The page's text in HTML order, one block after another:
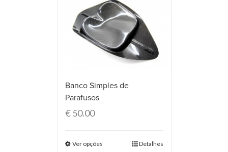
Banco Simples de
Parafusos
€50.00
Ver opções Detalhes